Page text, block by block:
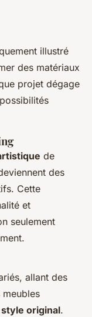
illustré
des matériaux
projet dégage
de
des
Cette
et
seulement
allant des
meubles
style original.